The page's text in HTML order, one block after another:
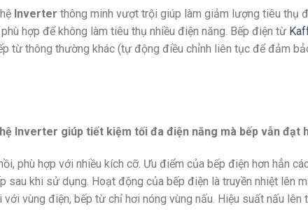
Inverter thông minh vượt trội giúp làm giảm lượng tiêu thụ
hợp để không làm tiêu thụ nhiều điện năng. Bếp điện từ
từ thông thường khác (tự động điều chỉnh liên tục để đảm
Inverter giúp tiết kiệm tối đa điện năng mà bếp vẫn
phù hợp với nhiều kích cỡ. Ưu điểm của bếp điện hơn hẳn
sau khi sử dụng. Hoạt động của bếp điện là truyền nhiệt lên
vùng điện, bếp từ chỉ hơi nóng vùng nấu. Hiệu suất nấu